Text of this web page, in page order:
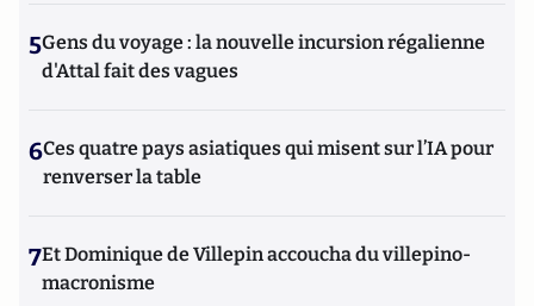
5Gens du voyage : la nouvelle incursion régalienne
d'Attal fait des vagues
6Ces quatre pays asiatiques qui misent sur l’IA pour
renverser la table
7Et Dominique de Villepin accoucha du villepino-
macronisme